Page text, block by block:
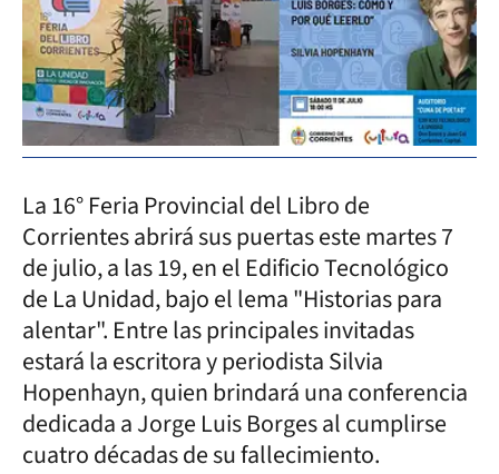
La 16° Feria Provincial del Libro de
Corrientes abrirá sus puertas este martes 7
de julio, a las 19, en el Edificio Tecnológico
de La Unidad, bajo el lema "Historias para
alentar". Entre las principales invitadas
estará la escritora y periodista Silvia
Hopenhayn, quien brindará una conferencia
dedicada a Jorge Luis Borges al cumplirse
cuatro décadas de su fallecimiento.